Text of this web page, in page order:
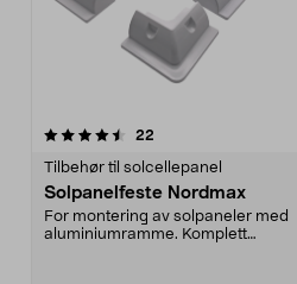
22
Tilbehør til solcellepanel
Solpanelfeste Nordmax
For montering av solpaneler med
aluminiumramme. Komplett
4.5av 5 stjerner